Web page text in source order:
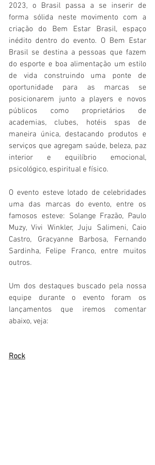
2023, o Brasil passa a se inserir de
forma sólida neste movimento com a
criação do Bem Estar Brasil, espaço
inédito dentro do evento. O Bem Estar
Brasil se destina a pessoas que fazem
do esporte e boa alimentação um estilo
de vida construindo uma ponte de
oportunidade para as marcas se
posicionarem junto a players e novos
públicos como proprietários de
academias, clubes, hotéis spas de
maneira única, destacando produtos e
serviços que agregam saúde, beleza, paz
interior e equilíbrio emocional,
psicológico, espiritual e físico.
O evento esteve lotado de celebridades
uma das marcas do evento, entre os
famosos esteve: Solange Frazão, Paulo
Muzy, Vivi Winkler, Juju Salimeni, Caio
Castro, Gracyanne Barbosa, Fernando
Sardinha, Felipe Franco, entre muitos
outros.
Um dos destaques buscado pela nossa
equipe durante o evento foram os
lançamentos que iremos comentar
abaixo, veja:
Rock